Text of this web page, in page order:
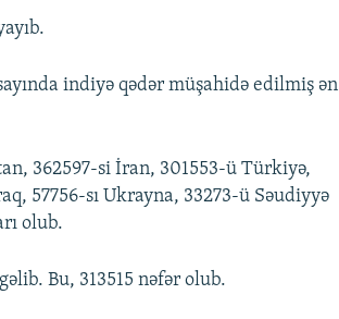
indiyə qədər müşahidə edilmiş ən
362597-si İran, 301553-ü Türkiyə,
57756-sı Ukrayna, 33273-ü Səudiyyə
olub.
Bu, 313515 nəfər olub.